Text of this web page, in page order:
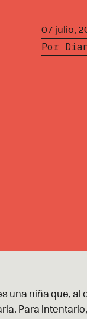
07 julio,
Por
una niña que, al
Para